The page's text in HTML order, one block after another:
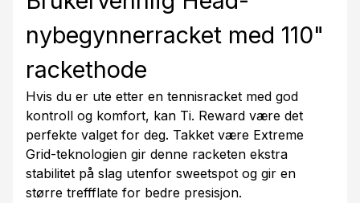
nybegynnerracket med 110"
rackethode
Hvis du er ute etter en tennisracket med god
kontroll og komfort, kan Ti. Reward være det
perfekte valget for deg. Takket være Extreme
Grid-teknologien gir denne racketen ekstra
stabilitet på slag utenfor sweetspot og gir en
større treffflate for bedre presisjon.